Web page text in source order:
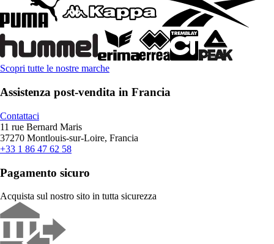
Scopri tutte le nostre marche
Assistenza post-vendita in Francia
Contattaci
11 rue Bernard Maris
37270 Montlouis-sur-Loire, Francia
+33 1 86 47 62 58
Pagamento sicuro
Acquista sul nostro sito in tutta sicurezza